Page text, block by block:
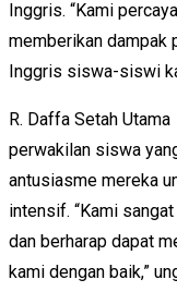
Inggris. “Kami
memberikan dampak
Inggris siswa-siswi
R. Daffa Setah
perwakilan siswa
antusiasme mereka
intensif. “Kami
dan berharap dapat
kami dengan baik,”